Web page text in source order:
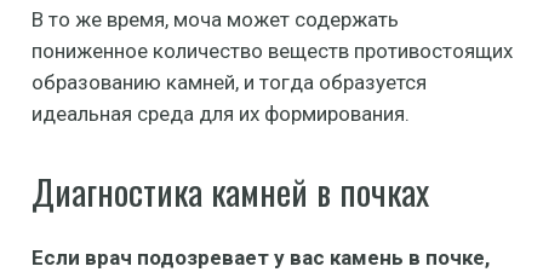
В то же время, моча может содержать
пониженное количество веществ противостоящих
образованию камней, и тогда образуется
идеальная среда для их формирования.
Диагностика камней в почках
Если врач подозревает у вас камень в почке,